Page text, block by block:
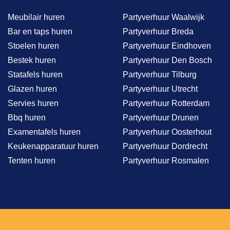
Meubilair huren
Bar en taps huren
Stoelen huren
Bestek huren
Statafels huren
Glazen huren
Servies huren
Bbq huren
Examentafels huren
Keukenapparatuur huren
Tenten huren
Partyverhuur Waalwijk
Partyverhuur Breda
Partyverhuur Eindhoven
Partyverhuur Den Bosch
Partyverhuur Tilburg
Partyverhuur Utrecht
Partyverhuur Rotterdam
Partyverhuur Drunen
Partyverhuur Oosterhout
Partyverhuur Dordrecht
Partyverhuur Rosmalen